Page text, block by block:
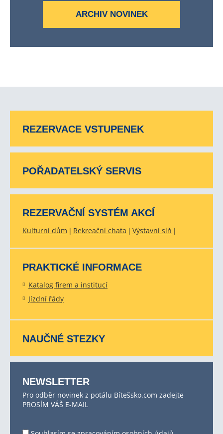
ARCHIV NOVINEK
REZERVACE VSTUPENEK
POŘADATELSKÝ SERVIS
REZERVAČNÍ SYSTÉM AKCÍ
Kulturní dům Rekreační chata Výstavní síň
PRAKTICKÉ INFORMACE
Katalog firem a institucí
Jízdní řády
NAUČNÉ STEZKY
NEWSLETTER
Pro odběr novinek z potálu Bítešsko.com zadejte
PROSÍM VÁŠ E-MAIL